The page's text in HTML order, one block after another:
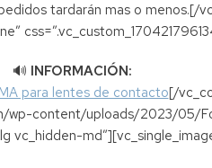
tardarán mas o
🔊 INFORMACIÓN:
para lentes de contacto[/
wp-content/uploads/2023/